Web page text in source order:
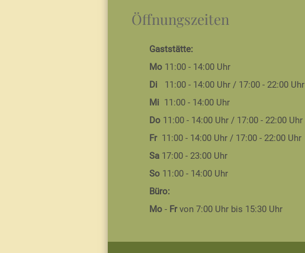
Öffnungszeiten
Gaststätte:
Mo 11:00 - 14:00 Uhr
Di 11:00 - 14:00 Uhr / ­17:00 - 22:00 Uhr
Mi 11:00 - 14:00 Uhr
Do 11:00 - 14:00 Uhr / ­17:00 - 22:00 Uhr
Fr11:00 - 14:00 Uhr / ­17:00 - 22:00 Uhr
Sa 17:00 - 23:00 Uhr
So 11:00 - 14:00 Uhr
Büro:
Mo - Frvon 7:00 Uhr bis ­15:30 Uhr